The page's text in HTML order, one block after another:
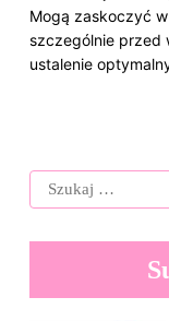
Mogą zaskoczyć
szczególnie przed
ustalenie